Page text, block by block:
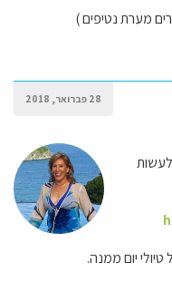
מערת נטיפים )
28 פברואר, 2018